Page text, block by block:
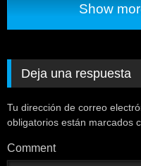
Show
Deja una respuesta
Tu dirección de correo
obligatorios están marcados
Comment